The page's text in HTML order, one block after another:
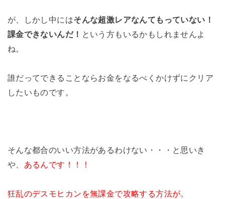
が、しかし中にはそんな超激レアなんてもっていない！
課金できないんだ！ という方もいるかもしれませんよ
ね。
誰だってできることならお金をなるべくかけずにクリア
したいものです。
そんな都合のいい方法があるわけない・・・と思いき
や、 あるんです！！！
狂乱のデスモヒカンを無課金で攻略する方法が。